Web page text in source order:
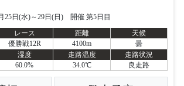
25日(水)～29日(日) 開催 第5日目
レース 距離
天候
優勝戦12R 4100m
曇
湿度 走路温度
走路状況
60.0% 34.0℃ 良走路